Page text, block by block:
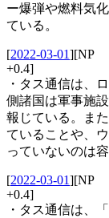
ー爆弾や燃料気
ている。
[2022-03-01][NP
+0.4]
・タス通信は、
側諸国は軍事施
報じている。ま
ていることや、
っていないのは
[2022-03-01][NP
+0.4]
・タス通信は、